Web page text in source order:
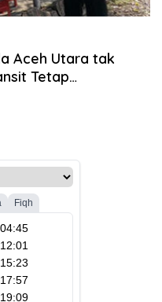
Aceh Utara tak
Tetap